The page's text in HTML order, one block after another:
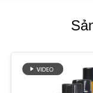
SOÁT
CHẤT